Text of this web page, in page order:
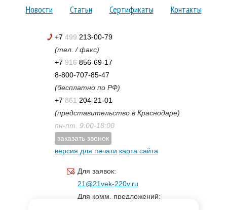
Новости
Статьи Сертификаты Контакты
+7 499 213-00-79
(тел. / факс)
+7 916 856-69-17
8-800-707-85-47
(бесплатно по РФ)
+7 861 204-21-01
(представительство в Краснодаре)
пн-пт. 9:00-18:00
заказать звонок
версия для печати карта сайта
Для заявок:
21@21vek-220v.ru
Для комм. предложений: